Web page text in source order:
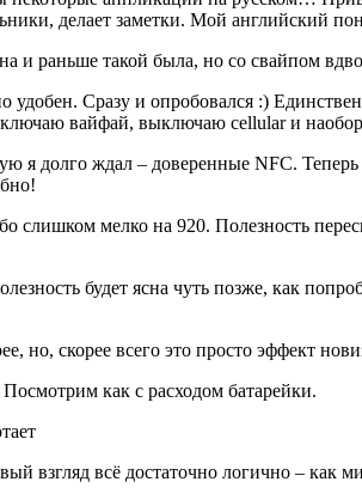
делает заметки. Мой английский
и раньше такой была, но со свайпом
удобен. Сразу и опробовался :)
вайфай, выключаю cellular и
я долго ждал – доверенные NFC.
мелко на 920. Полезность
будет ясна чуть позже, как
но, скорее всего это просто эффект
как с расходом батарейки.
взгляд всё достаточно логично –